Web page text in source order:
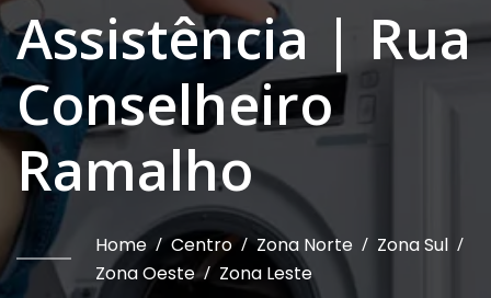
Assistência | Rua
Conselheiro
Ramalho
Home / Centro / Zona Norte / Zona Sul /
Zona Oeste / Zona Leste